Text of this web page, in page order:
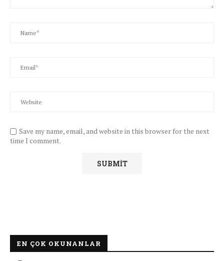
Save my name, email, and website in this browser for the next
time I comment.
EN ÇOK OKUNANLAR